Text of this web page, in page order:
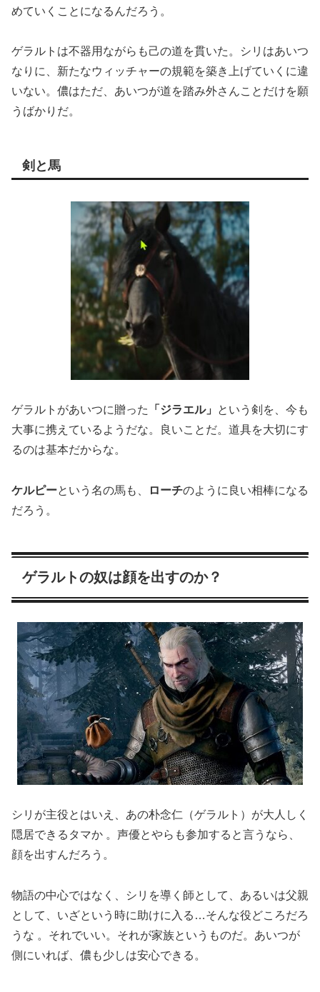
めていくことになるんだろう。
ゲラルトは不器用ながらも己の道を貫いた。シリはあいつ
なりに、新たなウィッチャーの規範を築き上げていくに違
いない。儂はただ、あいつが道を踏み外さんことだけを願
うばかりだ。
剣と馬
ゲラルトがあいつに贈った 「ジラエル」
という剣を、今も
大事に携えているようだな。良いことだ。道具を大切にす
るのは基本だからな。
ケルピーという名の馬も、 ローチのように良い相棒になる
だろう。
ゲラルトの奴は顔を出すのか？
シリが主役とはいえ、あの朴念仁（ゲラルト）が大人しく
隠居できるタマか 。声優とやらも参加すると言うなら、
顔を出すんだろう。
物語の中心ではなく、シリを導く師として、あるいは父親
として、いざという時に助けに入る…そんな役どころだろ
うな 。それでいい。それが家族というものだ。あいつが
側にいれば、儂も少しは安心できる。